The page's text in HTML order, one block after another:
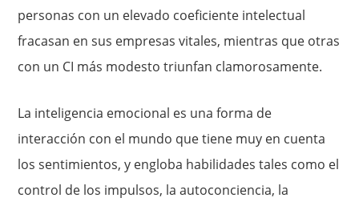
personas con un elevado coeficiente intelectual
fracasan en sus empresas vitales, mientras que otras
con un CI más modesto triunfan clamorosamente.
La inteligencia emocional es una forma de
interacción con el mundo que tiene muy en cuenta
los sentimientos, y engloba habilidades tales como el
control de los impulsos, la autoconciencia, la